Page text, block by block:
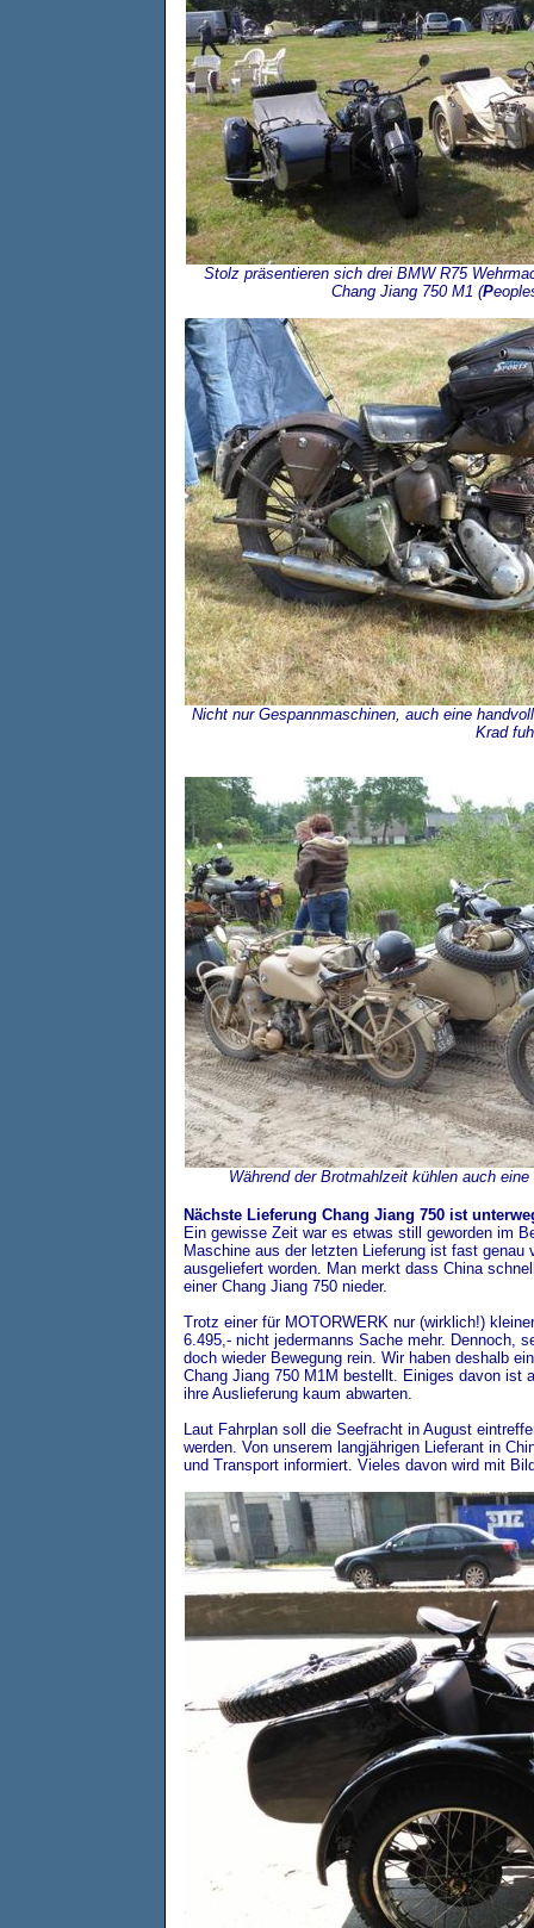
Stolz präsentieren sich drei BMW R75
Chang Jiang 750 M1 (P
Nicht nur Gespannmaschinen, auch eine
Krad
Während der Brotmahlzeit kühlen auch
Nächste Lieferung Chang Jiang 750 ist
Ein gewisse Zeit war es etwas still geworden im
Maschine aus der letzten Lieferung ist fast genau
ausgeliefert worden. Man merkt dass China
einer Chang Jiang 750 nieder.
Trotz einer für MOTORWERK nur (wirklich!)
6.495,- nicht jedermanns Sache mehr. Dennoch,
doch wieder Bewegung rein. Wir haben deshalb
Chang Jiang 750 M1M bestellt. Einiges davon ist
ihre Auslieferung kaum abwarten.
Laut Fahrplan soll die Seefracht in August
werden. Von unserem langjährigen Lieferant in
und Transport informiert. Vieles davon wird mit